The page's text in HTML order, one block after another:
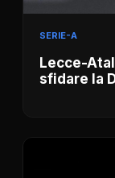
SERIE-A
Lecce-
sfidare la